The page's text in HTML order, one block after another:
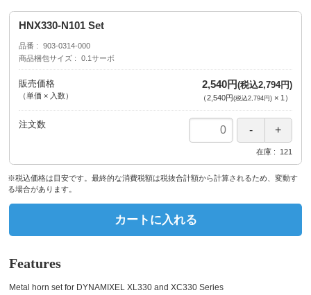
HNX330-N101 Set
品番
903-0314-000
商品梱包サイズ
0.1サーボ
販売価格
（単価 × 入数）
2,540円(税込2,794円)
（2,540円(税込2,794円)× 1 ）
注文数
在庫 121
※税込価格は目安です。最終的な消費税額は税抜合計額から計算されるため、変動す
る場合があります。
カートに入れる
Features
Metal horn set for DYNAMIXEL XL330 and XC330 Series